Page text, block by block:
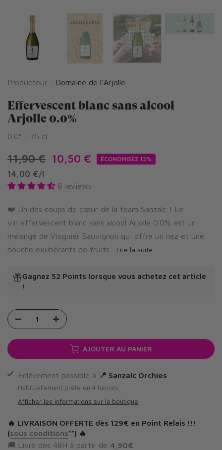
Producteur : Domaine de l'Arjolle
Effervescent blanc sans alcool
Arjolle 0.0%
0.0° | 75 cl
11,90 € 10,50 € ÉCONOMISEZ 12%
14,00 €/l
8 reviews
❤️ Un des coups de cœur de la team Sanzalc ! Le
vin effervescent blanc sans alcool Arjolle 0.0% est un
mélange de Viognier Sauvignon qui offre un nez et une
bouche exubérants de fruits...
Lire la suite
Gagnez 52 Points lorsque vous achetez cet article
!
AJOUTER AU PANIER
Enlèvement possible à 📍 Sanzalc Orchies
Habituellement prête en 4 heures
Afficher les informations sur la boutique
🔥 LIVRAISON OFFERTE dès 129€ en Point Relais !!!
(sous conditions**) 🔥
🚚 Livré dès 48H à partir de 4,90€